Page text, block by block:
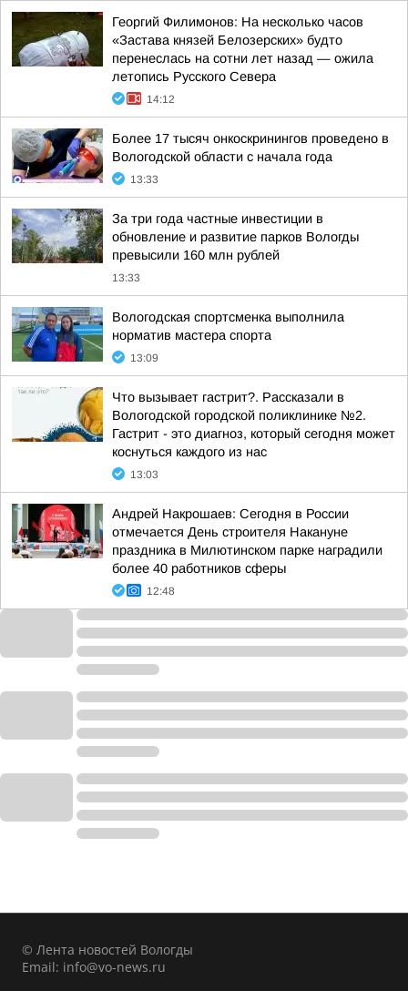
Георгий Филимонов: На несколько часов
«Застава князей Белозерских» будто
перенеслась на сотни лет назад — ожила
летопись Русского Севера
14:12
Более 17 тысяч онкоскринингов проведено в
Вологодской области с начала года
13:33
За три года частные инвестиции в
обновление и развитие парков Вологды
превысили 160 млн рублей
13:33
Вологодская спортсменка выполнила
норматив мастера спорта
13:09
Что вызывает гастрит?. Рассказали в
Вологодской городской поликлинике №2.
Гастрит - это диагноз, который сегодня может
коснуться каждого из нас
13:03
Андрей Накрошаев: Сегодня в России
отмечается День строителя Накануне
праздника в Милютинском парке наградили
более 40 работников сферы
12:48
© Лента новостей Вологды
Email: info@vo-news.ru